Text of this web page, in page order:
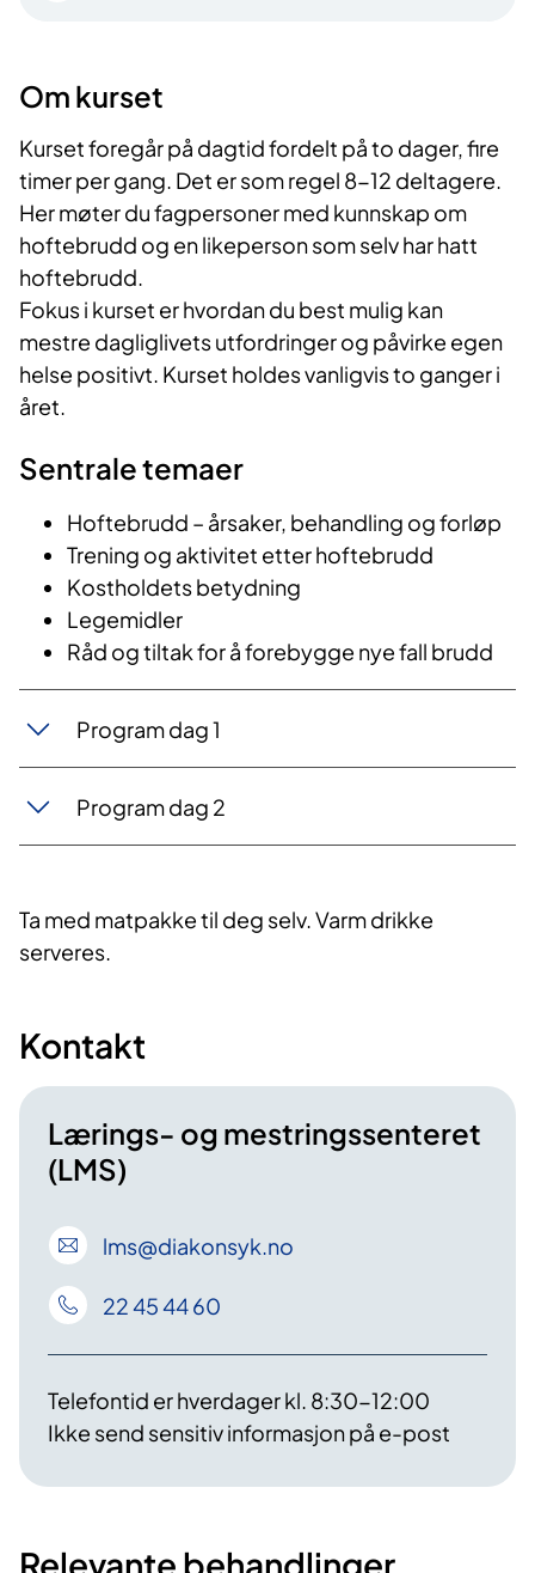
Om kurset
Kurset foregår på dagtid fordelt på to dager, fire
timer per gang. Det er som regel 8-12 deltagere.
Her møter du fagpersoner med kunnskap om
hoftebrudd og en likeperson som selv har hatt
hoftebrudd.
Fokus i kurset er hvordan du best mulig kan
mestre dagliglivets utfordringer og påvirke egen
helse positivt. Kurset holdes vanligvis to ganger i
året.
Sentrale temaer
Hoftebrudd – årsaker, behandling og forløp
Trening og aktivitet etter hoftebrudd
Kostholdets betydning
Legemidler
Råd og tiltak for å forebygge nye fall brudd
Program dag 1
Program dag 2
Ta med matpakke til deg selv. Varm drikke
serveres.
Kontakt
Lærings- og mestringssenteret
(LMS)
lms@diakonsyk.no
22 45 44 60
Telefontid er hverdager kl. 8:30-12:00
Ikke send sensitiv informasjon på e-post
Relevante behandlinger